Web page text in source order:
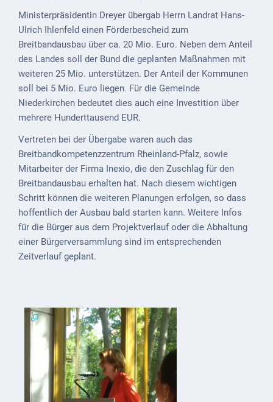
Niederkirchen
bei
Social
Media
Sitemap
Downloads
Bau
Schwesternhaus
1906
Bürgerhospital
Deidesheim
Akten
Geplante
Regionalbahn
1907
Teilung
Gemarkungen
ab
Ministerpräsidentin Dreyer übergab Herrn Landrat Hans-
Ulrich Ihlenfeld einen Förderbescheid zum
Breitbandausbau über ca. 20 Mio. Euro. Neben dem Anteil
des Landes soll der Bund die geplanten Maßnahmen mit
weiteren 25 Mio. unterstützen. Der Anteil der Kommunen
soll bei 5 Mio. Euro liegen. Für die Gemeinde
Niederkirchen bedeutet dies auch eine Investition über
mehrere Hunderttausend EUR.
Vertreten bei der Übergabe waren auch das
Breitbandkompetenzzentrum Rheinland-Pfalz, sowie
Mitarbeiter der Firma Inexio, die den Zuschlag für den
Breitbandausbau erhalten hat. Nach diesem wichtigen
Schritt können die weiteren Planungen erfolgen, so dass
hoffentlich der Ausbau bald starten kann. Weitere Infos
für die Bürger aus dem Projektverlauf oder die Abhaltung
einer Bürgerversammlung sind im entsprechenden
Zeitverlauf geplant.